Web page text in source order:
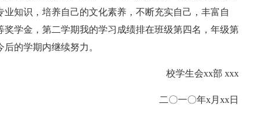
知识，培养自己的文化素养，不断充实自己，丰富自
学金，第二学期我的学习成绩排在班级第四名，年级第
的学期内继续努力。
校学生会xx部 xxx
二〇一〇年x月xx日